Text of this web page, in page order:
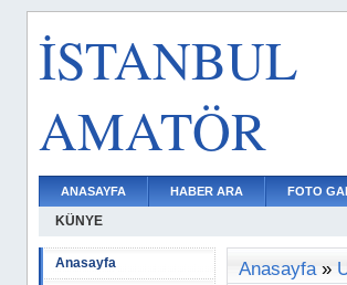
İSTANBUL
AMATÖR
ANASAYFA HABER ARA FOTO
KÜNYE
Anasayfa
Anasayfa»